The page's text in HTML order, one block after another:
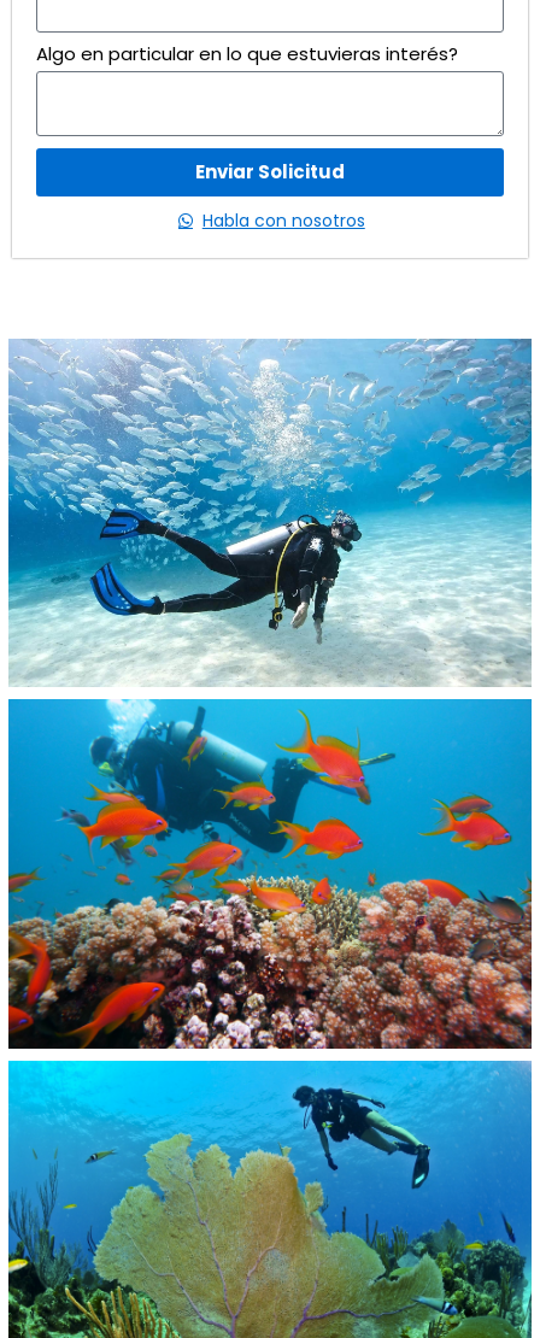
Algo en particular en lo que estuvieras interés?
Enviar Solicitud
Habla con nosotros